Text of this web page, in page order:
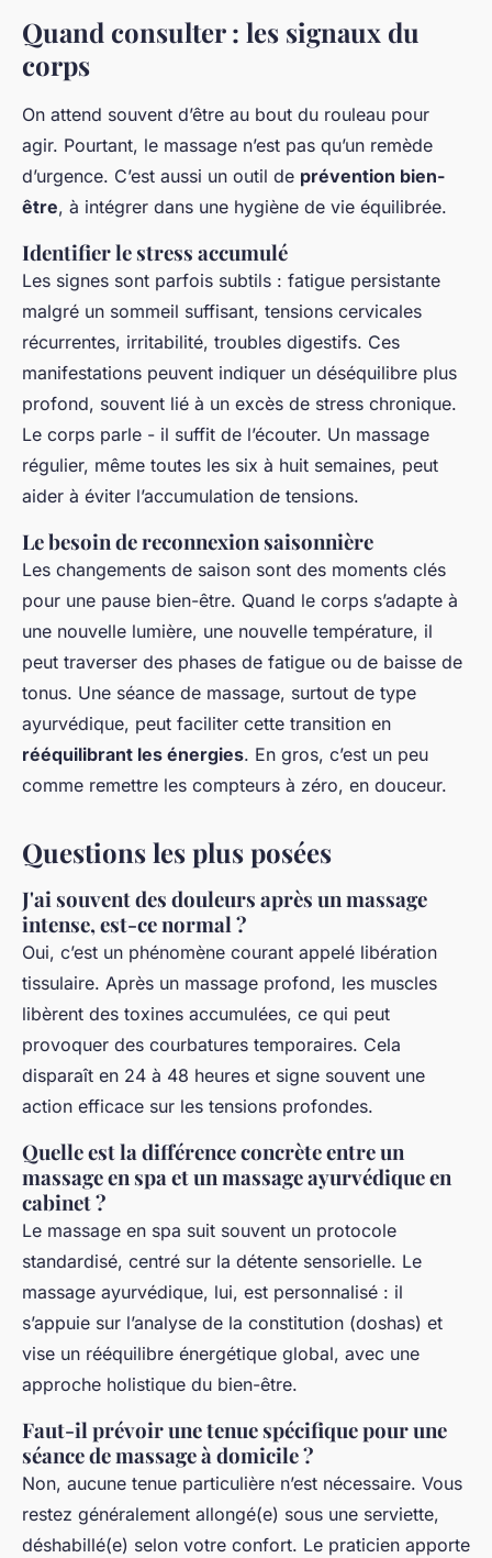
Quand consulter : les signaux du
corps
On attend souvent d’être au bout du rouleau pour
agir. Pourtant, le massage n’est pas qu’un remède
d’urgence. C’est aussi un outil de prévention bien-
être, à intégrer dans une hygiène de vie équilibrée.
Identifier le stress accumulé
Les signes sont parfois subtils : fatigue persistante
malgré un sommeil suffisant, tensions cervicales
récurrentes, irritabilité, troubles digestifs. Ces
manifestations peuvent indiquer un déséquilibre plus
profond, souvent lié à un excès de stress chronique.
Le corps parle - il suffit de l’écouter. Un massage
régulier, même toutes les six à huit semaines, peut
aider à éviter l’accumulation de tensions.
Le besoin de reconnexion saisonnière
Les changements de saison sont des moments clés
pour une pause bien-être. Quand le corps s’adapte à
une nouvelle lumière, une nouvelle température, il
peut traverser des phases de fatigue ou de baisse de
tonus. Une séance de massage, surtout de type
ayurvédique, peut faciliter cette transition en
rééquilibrant les énergies. En gros, c’est un peu
comme remettre les compteurs à zéro, en douceur.
Questions les plus posées
J'ai souvent des douleurs après un massage
intense, est-ce normal ?
Oui, c’est un phénomène courant appelé libération
tissulaire. Après un massage profond, les muscles
libèrent des toxines accumulées, ce qui peut
provoquer des courbatures temporaires. Cela
disparaît en 24 à 48 heures et signe souvent une
action efficace sur les tensions profondes.
Quelle est la différence concrète entre un
massage en spa et un massage ayurvédique en
cabinet ?
Le massage en spa suit souvent un protocole
standardisé, centré sur la détente sensorielle. Le
massage ayurvédique, lui, est personnalisé : il
s’appuie sur l’analyse de la constitution (doshas) et
vise un rééquilibre énergétique global, avec une
approche holistique du bien-être.
Faut-il prévoir une tenue spécifique pour une
séance de massage à domicile ?
Non, aucune tenue particulière n’est nécessaire. Vous
restez généralement allongé(e) sous une serviette,
déshabillé(e) selon votre confort. Le praticien apporte